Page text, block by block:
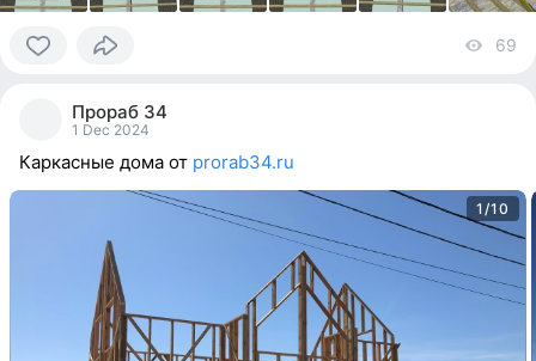
69
Прораб 34
1 Dec 2024
Каркасные дома от prorab34.ru
1/10